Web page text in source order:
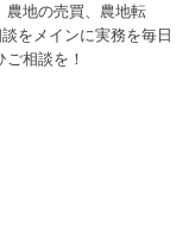
農地の売買、農地転
をメインに実務を毎日
相談を！